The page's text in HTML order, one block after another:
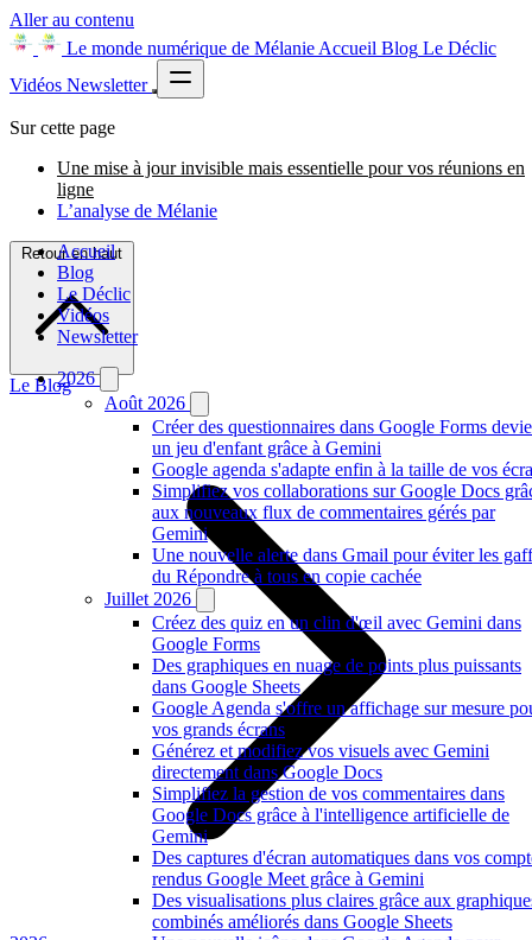
Aller au contenu
Le monde numérique de Mélanie Accueil Blog Le Déclic
Vidéos Newsletter
Accueil
Blog
Le Déclic
Vidéos
Newsletter
2026
Août 2026
Créer des questionnaires dans Google Forms
un jeu d'enfant grâce à Gemini
Google agenda s'adapte enfin à la taille de vos
Simplifiez vos collaborations sur Google Docs
aux nouveaux flux de commentaires gérés par
Gemini
Une nouvelle alerte dans Gmail pour éviter les
du Répondre à tous en copie cachée
Juillet 2026
Créez des quiz en un clin d'œil avec Gemini dans
Google Forms
Des graphiques en nuage de points plus puissants
dans Google Sheets
Google Agenda s'offre un affichage sur mesure
vos grands écrans
Générez et modifiez vos visuels avec Gemini
directement dans Google Docs
Simplifiez la gestion de vos commentaires dans
Google Docs grâce à l'intelligence artificielle de
Gemini
Des captures d'écran automatiques dans vos
rendus Google Meet grâce à Gemini
Des visualisations plus claires grâce aux
combinés améliorés dans Google Sheets
Sur cette page
Une mise à jour invisible mais essentielle pour vos réunions en
ligne
L’analyse de Mélanie
Retour en haut
Le Blog